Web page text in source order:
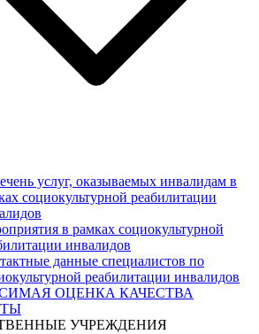
услуг, оказываемых инвалидам в
социокультурной реабилитации
в рамках социокультурной
инвалидов
данные специалистов по
реабилитации инвалидов
ОЦЕНКА КАЧЕСТВА
УЧРЕЖДЕНИЯ